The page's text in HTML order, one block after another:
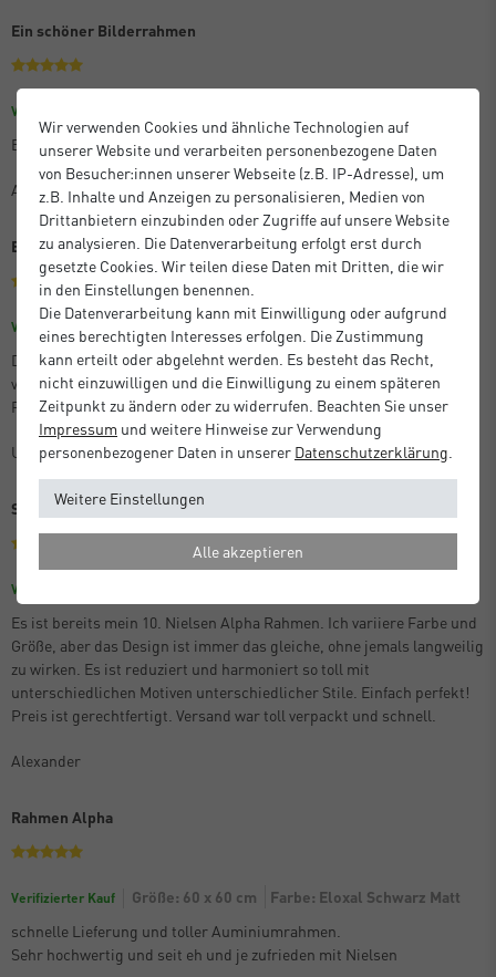
Ein schöner Bilderrahmen
Verifizierter Kauf
Es ist praktisch und schön, wenn auch etwas teuer.
Anton M.
Beste Qualität
Verifizierter Kauf Größe: 21 x 29,7 cm (A4)
Farbe: Silber Matt
Die bestellten Artikel entsprachen der Beschreibung, kamen perfekt
verpackt und sehr schnell an. Ganz hervorragende Qualität der
Produkte!
Unbekannt
Schon der 10. Alpha
Verifizierter Kauf
Es ist bereits mein 10. Nielsen Alpha Rahmen. Ich variiere Farbe und
Größe, aber das Design ist immer das gleiche, ohne jemals langweilig
zu wirken. Es ist reduziert und harmoniert so toll mit
unterschiedlichen Motiven unterschiedlicher Stile. Einfach perfekt!
Preis ist gerechtfertigt. Versand war toll verpackt und schnell.
Alexander
Rahmen Alpha
Verifizierter Kauf Größe: 60 x 60 cm
Farbe: Eloxal Schwarz Matt
schnelle Lieferung und toller Auminiumrahmen.
Sehr hochwertig und seit eh und je zufrieden mit Nielsen
Wir verwenden Cookies und ähnliche Technologien auf
unserer Website und verarbeiten personenbezogene Daten
von Besucher:innen unserer Webseite (z.B. IP-Adresse), um
z.B. Inhalte und Anzeigen zu personalisieren, Medien von
Drittanbietern einzubinden oder Zugriffe auf unsere Website
zu analysieren. Die Datenverarbeitung erfolgt erst durch
gesetzte Cookies. Wir teilen diese Daten mit Dritten, die wir
in den Einstellungen benennen.
Die Datenverarbeitung kann mit Einwilligung oder aufgrund
eines berechtigten Interesses erfolgen. Die Zustimmung
kann erteilt oder abgelehnt werden. Es besteht das Recht,
nicht einzuwilligen und die Einwilligung zu einem späteren
Zeitpunkt zu ändern oder zu widerrufen. Beachten Sie unser
Impressum und weitere Hinweise zur Verwendung
personenbezogener Daten in unserer Daten­schutz­erklärung
Weitere Einstellungen
Alle akzeptieren